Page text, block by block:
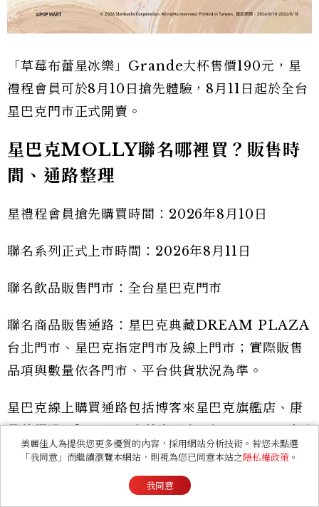
「草莓布蕾星冰樂」Grande大杯售價190元，星
禮程會員可於8月10日搶先體驗，8月11日起於全台
星巴克門市正式開賣。
星巴克MOLLY聯名哪裡買？販售時
間、通路整理
星禮程會員搶先購買時間：2026年8月10日
聯名系列正式上市時間：2026年8月11日
聯名飲品販售門市：全台星巴克門市
聯名商品販售通路：星巴克典藏DREAM PLAZA
台北門市、星巴克指定門市及線上門市；實際販售
品項與數量依各門市、平台供貨狀況為準。
星巴克線上購買通路包括博客來星巴克旗艦店、康
是美網購eshop星巴克線上門市、7-ELEVEN i預
購星巴克品牌館，以及Yahoo購物中心星巴克旗艦
店。所有商品皆為限量販售，售完為止。
美麗佳人為提供您更多優質的內容，採用網站分析技術。若您未點選
「我同意」而繼續瀏覽本網站，則視為您已同意本站之隱私權政策 。
我同意